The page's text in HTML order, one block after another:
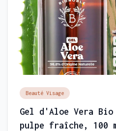
Beauté Visage
Gel d'Aloe Vera Bio
pulpe fraîche, 100